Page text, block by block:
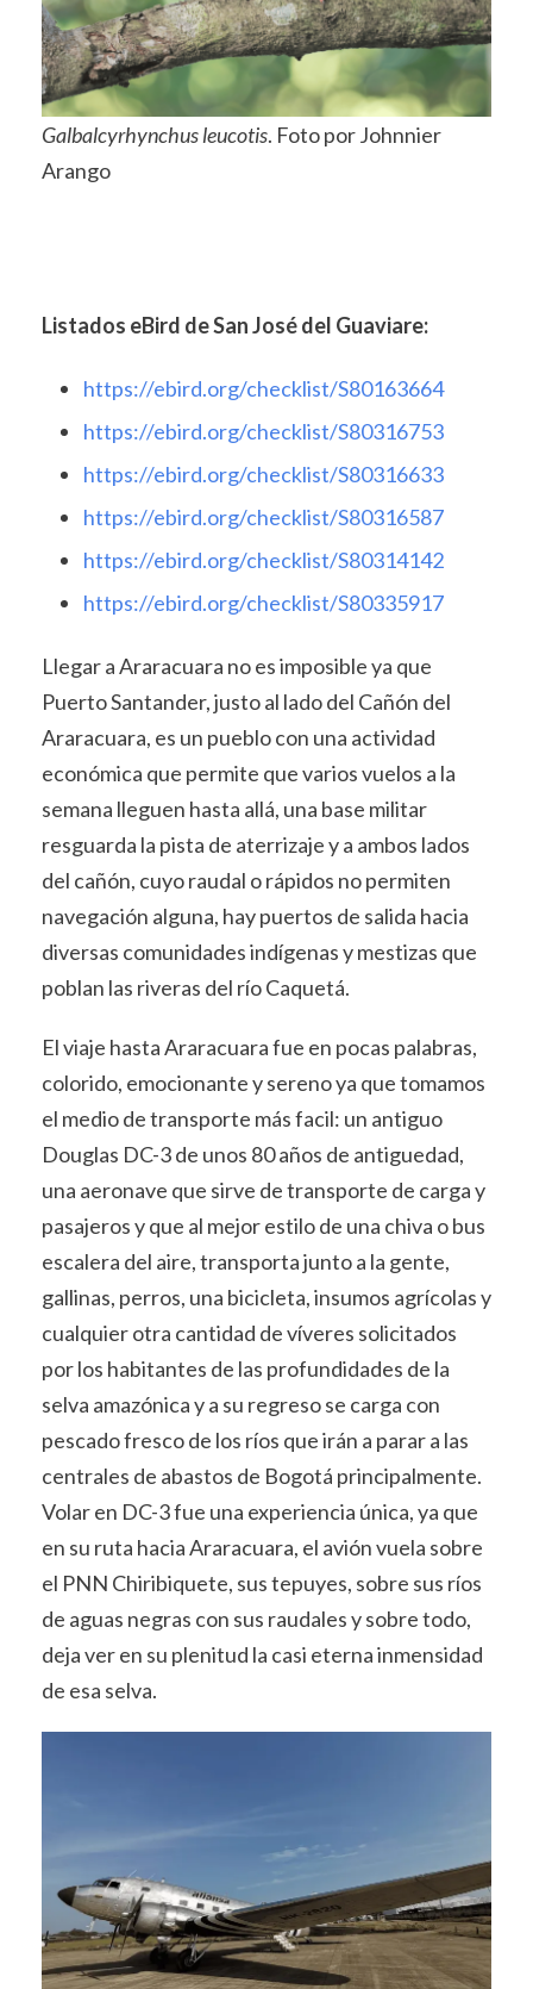
Galbalcyrhynchus leucotis. Foto por Johnnier
Arango
Listados eBird de San José del Guaviare:
https://ebird.org/checklist/S80163664
https://ebird.org/checklist/S80316753
https://ebird.org/checklist/S80316633
https://ebird.org/checklist/S80316587
https://ebird.org/checklist/S80314142
https://ebird.org/checklist/S80335917
Llegar a Araracuara no es imposible ya que
Puerto Santander, justo al lado del Cañón del
Araracuara, es un pueblo con una actividad
económica que permite que varios vuelos a la
semana lleguen hasta allá, una base militar
resguarda la pista de aterrizaje y a ambos lados
del cañón, cuyo raudal o rápidos no permiten
navegación alguna, hay puertos de salida hacia
diversas comunidades indígenas y mestizas que
poblan las riveras del río Caquetá.
El viaje hasta Araracuara fue en pocas palabras,
colorido, emocionante y sereno ya que tomamos
el medio de transporte más facil: un antiguo
Douglas DC-3 de unos 80 años de antiguedad,
una aeronave que sirve de transporte de carga y
pasajeros y que al mejor estilo de una chiva o bus
escalera del aire, transporta junto a la gente,
gallinas, perros, una bicicleta, insumos agrícolas y
cualquier otra cantidad de víveres solicitados
por los habitantes de las profundidades de la
selva amazónica y a su regreso se carga con
pescado fresco de los ríos que irán a parar a las
centrales de abastos de Bogotá principalmente.
Volar en DC-3 fue una experiencia única, ya que
en su ruta hacia Araracuara, el avión vuela sobre
el PNN Chiribiquete, sus tepuyes, sobre sus ríos
de aguas negras con sus raudales y sobre todo,
deja ver en su plenitud la casi eterna inmensidad
de esa selva.